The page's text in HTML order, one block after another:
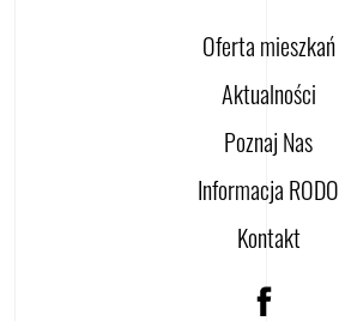
Oferta mieszkań
Aktualności
Poznaj Nas
Informacja RODO
Kontakt